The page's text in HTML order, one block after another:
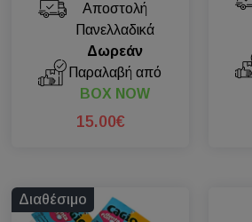
Αποστολή
Πανελλαδικά
Δωρεάν
Παραλαβή από
BOX NOW
15.00€
Διαθέσιμο